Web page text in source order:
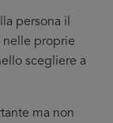
persona il
proprie
scegliere a
ma non